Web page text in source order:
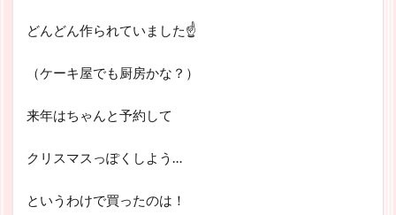
どんどん作られていました☝
（ケーキ屋でも厨房かな？）
来年はちゃんと予約して
クリスマスっぽくしよう…
というわけで買ったのは！